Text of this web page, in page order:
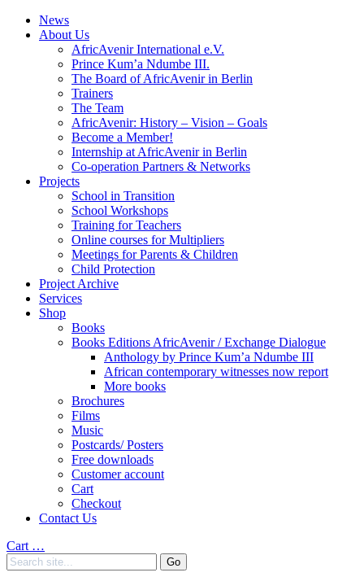
News
About Us
AfricAvenir International e.V.
Prince Kum’a Ndumbe III.
The Board of AfricAvenir in Berlin
Trainers
The Team
AfricAvenir: History – Vision – Goals
Become a Member!
Internship at AfricAvenir in Berlin
Co-operation Partners & Networks
Projects
School in Transition
School Workshops
Training for Teachers
Online courses for Multipliers
Meetings for Parents & Children
Child Protection
Project Archive
Services
Shop
Books
Books Editions AfricAvenir / Exchange Dialogue
Anthology by Prince Kum’a Ndumbe III
African contemporary witnesses now report
More books
Brochures
Films
Music
Postcards/ Posters
Free downloads
Customer account
Cart
Checkout
Contact Us
Cart …